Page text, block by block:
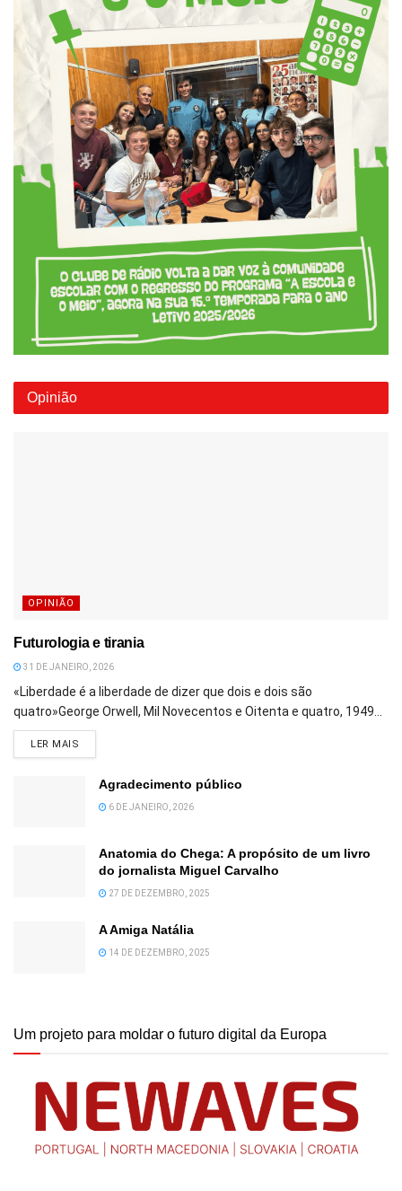
Opinião
OPINIÃO
Futurologia e tirania
31 DE JANEIRO, 2026
«Liberdade é a liberdade de dizer que dois e dois são
quatro»George Orwell, Mil Novecentos e Oitenta e quatro, 1949...
LER MAIS
Agradecimento público
6 DE JANEIRO, 2026
Anatomia do Chega: A propósito de um livro
do jornalista Miguel Carvalho
27 DE DEZEMBRO, 2025
A Amiga Natália
14 DE DEZEMBRO, 2025
Um projeto para moldar o futuro digital da Europa